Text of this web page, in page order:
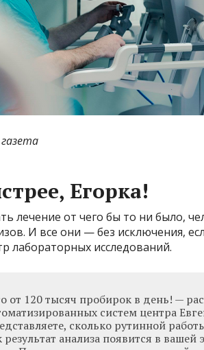
Егорка!
лечение от чего бы то ни было,
И все они — без исключения,
лабораторных исследований.
от 120 тысяч пробирок в день! —
систем центра
сколько рутинной
результат анализа появится в